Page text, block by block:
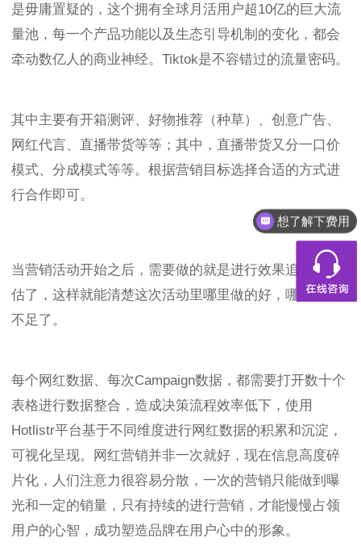
是毋庸置疑的，这个拥有全球月活用户超10亿的巨大流
量池，每一个产品功能以及生态引导机制的变化，都会
牵动数亿人的商业神经。Tiktok是不容错过的流量密码。
其中主要有开箱测评、好物推荐（种草）、创意广告、
网红代言、直播带货等等；其中，直播带货又分一口价
模式、分成模式等等。根据营销目标选择合适的方式进
行合作即可。
当营销活动开始之后，需要做的就是进行效果追踪和评
估了，这样就能清楚这次活动里哪里做的好，哪里做的
不足了。
每个网红数据、每次Campaign数据，都需要打开数十个
表格进行数据整合，造成决策流程效率低下，使用
Hotlistr平台基于不同维度进行网红数据的积累和沉淀，
可视化呈现。网红营销并非一次就好，现在信息高度碎
片化，人们注意力很容易分散，一次的营销只能做到曝
光和一定的销量，只有持续的进行营销，才能慢慢占领
用户的心智，成功塑造品牌在用户心中的形象。
都有什么服务